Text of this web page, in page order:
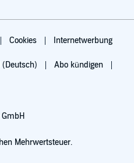
Cookies Internetwerbung
(Deutsch) Abo kündigen
Mehrwertsteuer.